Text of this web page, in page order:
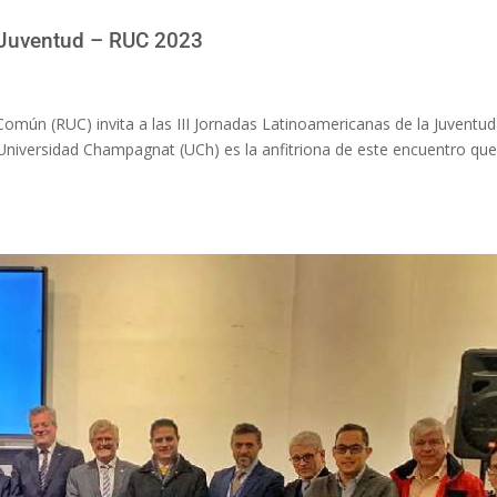
– RUC 2023
(RUC) invita a las III Jornadas Latinoamericanas de la
Champagnat (UCh) es la anfitriona de este encuentro